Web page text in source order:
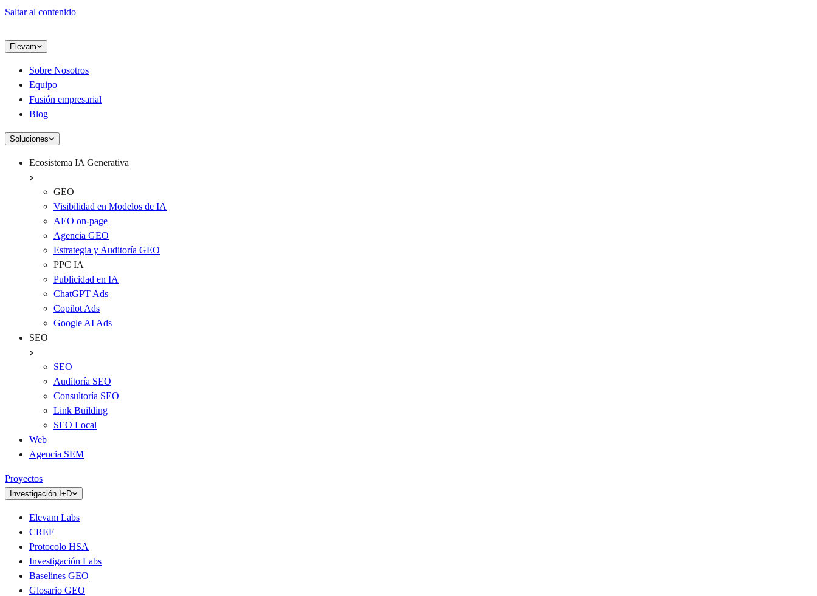
Saltar al contenido
Elevam
Sobre Nosotros
Equipo
Fusión empresarial
Blog
Soluciones
Ecosistema IA Generativa
GEO
Visibilidad en Modelos de IA
AEO on-page
Agencia GEO
Estrategia y Auditoría GEO
PPC IA
Publicidad en IA
ChatGPT Ads
Copilot Ads
Google AI Ads
SEO
SEO
Auditoría SEO
Consultoría SEO
Link Building
SEO Local
Web
Agencia SEM
Proyectos
Investigación I+D
Elevam Labs
CREF
Protocolo HSA
Investigación Labs
Baselines GEO
Glosario GEO